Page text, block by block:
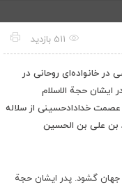
511 بازدید
سال ۱۳۳۹ هجری شمسی در خانواده‌‌ای روحانی در
حجة الاسلام
خدادادحسینی از سلاله
علی بن الحسین
دیده به جهان گشود. پدر ایشان حجة